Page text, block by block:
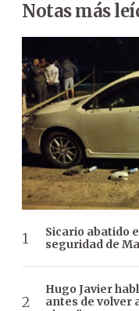
Notas más
Sicario abatido
seguridad de
Hugo Javier
antes de volver